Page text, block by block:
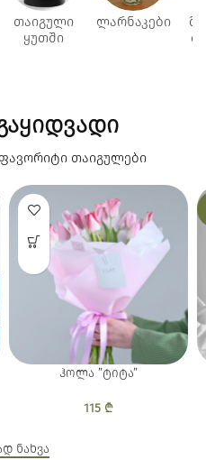
თაიგული
ყუთში
ლარნაკები
თაიგულები
ჰოლა ”ტიტა”
115 ₾
ნახვა